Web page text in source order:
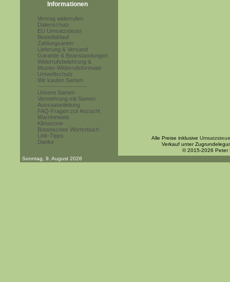
Informationen
Vertrag widerrufen
Datenschutz
EU Umsatzsteuer
Bestellablauf
Zahlungsarten
Lieferung & Versand
Garantie & Beanstandungen
Widerrufsbelehrung &
Muster-Widerrufsformular
Umweltschutz
Wir kaufen Samen
------------------------
Unsere Samen
Vermehrung mit Samen
Aussaatanleitung
FAQ-Fragen zur Anzucht
Warnhinweis
Klimazone
Botanisches Wörterbuch
Link-Tipps
Danke
Alle Preise inklusive
Verkauf unter
© 2015-2026 Peter
Sonntag, 9. August 2026